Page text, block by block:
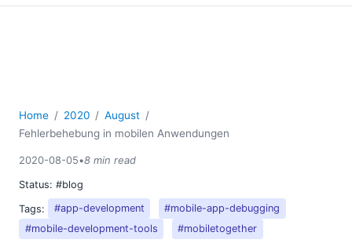
Home 2020
August
Fehlerbehebung in mobilen Anwendungen
2020-08-05•8 min read
Status: #blog
Tags:
#app-development
#mobile-app-debugging
#mobile-development-tools
#mobiletogether